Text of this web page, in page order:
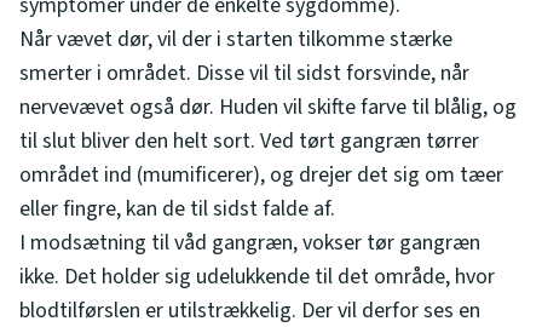
Når vævet dør, vil der i starten tilkomme stærke
smerter i området. Disse vil til sidst forsvinde, når
nervevævet også dør. Huden vil skifte farve til blålig, og
til slut bliver den helt sort. Ved tørt gangræn tørrer
området ind (mumificerer), og drejer det sig om tæer
eller fingre, kan de til sidst falde af.
I modsætning til våd gangræn, vokser tør gangræn
ikke. Det holder sig udelukkende til det område, hvor
blodtilførslen er utilstrækkelig. Der vil derfor ses en